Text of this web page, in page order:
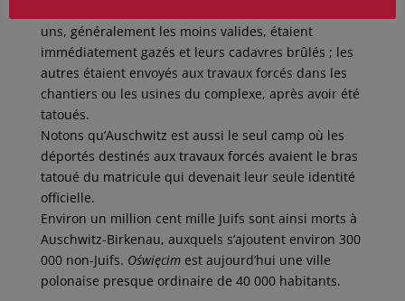
uns, généralement les moins valides, étaient
immédiatement gazés et leurs cadavres brûlés ; les
autres étaient envoyés aux travaux forcés dans les
chantiers ou les usines du complexe, après avoir été
tatoués.
Notons qu’Auschwitz est aussi le seul camp où les
déportés destinés aux travaux forcés avaient le bras
tatoué du matricule qui devenait leur seule identité
officielle.
Environ un million cent mille Juifs sont ainsi morts à
Auschwitz-Birkenau, auxquels s’ajoutent environ 300
000 non-Juifs. Oświęcimest aujourd’hui une ville
polonaise presque ordinaire de 40 000 habitants.